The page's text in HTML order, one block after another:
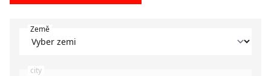
Země
city